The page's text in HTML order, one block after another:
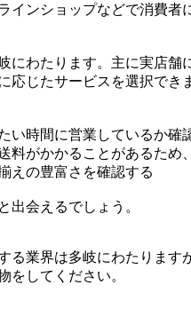
インショップなどで消費
にわたります。主に実店
じたサービスを選択でき
い時間に営業しているか確
料がかかることがあるため
えの豊富さを確認する
出会えるでしょう。
業界は多岐にわたります
をしてください。